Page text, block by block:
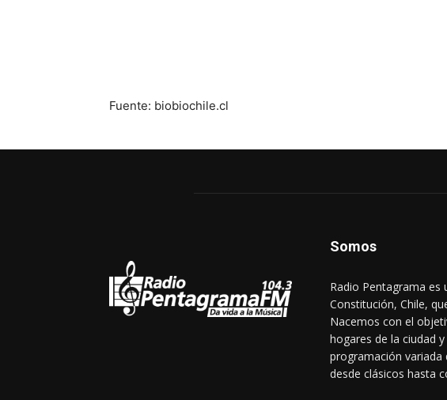
Fuente: biobiochile.cl
Somos
Radio Pentagrama es
Constitución, Chile,
Nacemos con el
hogares de la ciudad
programación variada
desde clásicos hasta